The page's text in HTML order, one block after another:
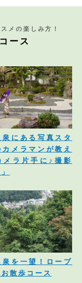
メの楽しみ方！
ース
泉にある写真スタ
カメラマンが教え
メラ片手に♪撮影
泉を一望！ロープ
散歩コース